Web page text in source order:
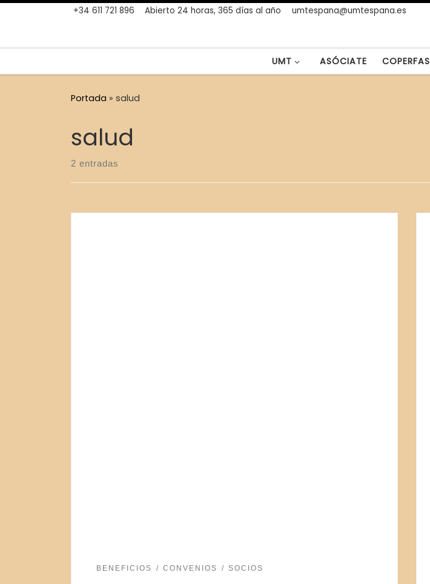
+34 611 721 896 Abierto 24 horas, 365 días al año umtespana@umtespana.es
UMT ASÓCIATE COPERFAS
Portada » salud
salud
2 entradas
BENEFICIOS CONVENIOS SOCIOS